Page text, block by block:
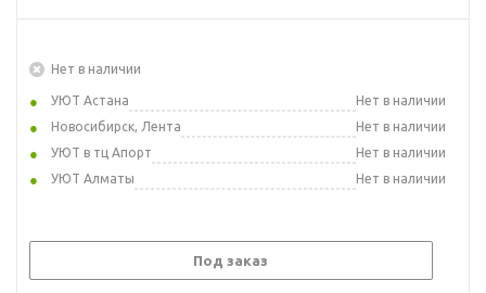
Нет в наличии
УЮТ Астана
Нет в наличии
Новосибирск, Лента
Нет в наличии
УЮТ в тц Апорт
Нет в наличии
УЮТ Алматы
Нет в наличии
Под заказ